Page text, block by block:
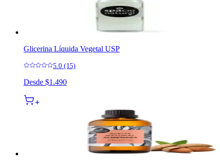
Glicerina Líquida Vegetal USP
5.0 (15)
Desde $1.490